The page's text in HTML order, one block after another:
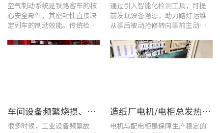
空气制动系统是铁路客车的核
心安全部件，其密封性直接决
定列车的制动效能。传统检修
的排查方式，不仅耗时费力，
通过引入智能化检测工具，可提
前发现设备隐患，助力路灯运维
从事后被动抢修转向事前主动预
车间设备频繁烧损、无故停机?一台UT285C搞定电能质量隐患
很多时候，工业设备频繁故
造纸厂电机/电柜总发热？这套7×24h在线监测方案帮你“扼杀”热隐患！
电机与配电柜是保障生产稳定的